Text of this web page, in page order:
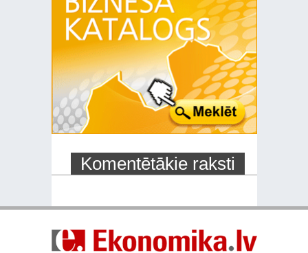
Komentētākie raksti